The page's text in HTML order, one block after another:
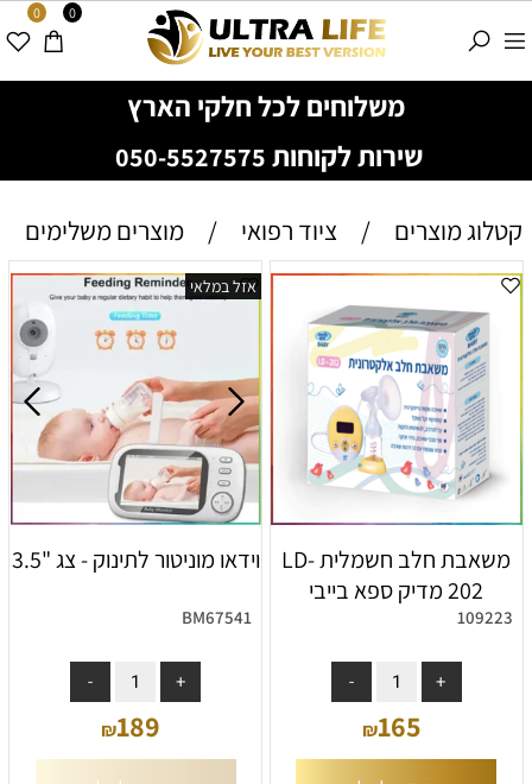
משלוחים לכל חלקי הארץ
שירות לקוחות 050-5527575
0 0
קטלוג מוצרים / ציוד רפואי / מוצרים משלימים
משאבת חלב חשמלית LD-
202 מדיק ספא בייבי
109223
₪165
אזל במלאי
וידאו מוניטור לתינוק - צג "3.5
BM67541
₪189